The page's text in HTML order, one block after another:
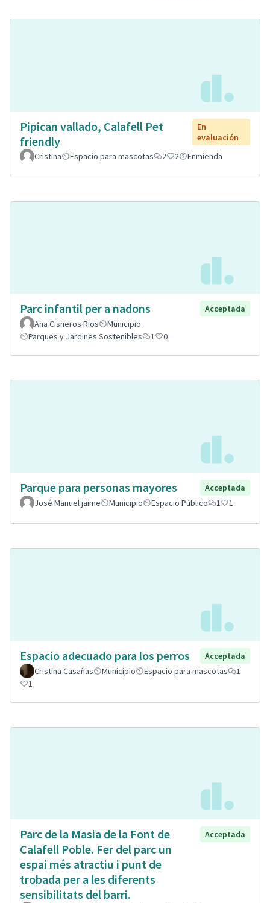
Pipican vallado, Calafell Pet
friendly
En
evaluación
Cristina
Espacio para mascotas 2 2 Enmienda
Parc infantil per a nadons
Acceptada
Ana Cisneros Rios
Municipio
Parques y Jardines Sostenibles
1 0
Parque para personas mayores
Acceptada
José Manuel jaime
Municipio Espacio Público 1 1
Espacio adecuado para los perros
Acceptada
Cristina Casañas
Municipio Espacio para mascotas
1
1
Parc de la Masia de la Font de
Calafell Poble. Fer del parc un
espai més atractiu i punt de
trobada per a les diferents
sensibilitats del barri.
Acceptada